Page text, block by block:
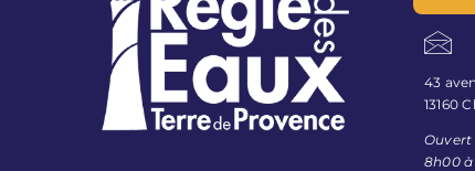
43
13160
Ouvert
8h00 à